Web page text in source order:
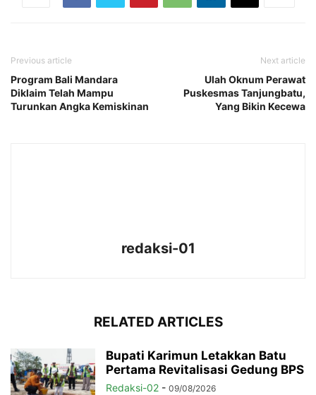
Previous article
Program Bali Mandara
Diklaim Telah Mampu
Turunkan Angka Kemiskinan
Next article
Ulah Oknum Perawat
Puskesmas Tanjungbatu,
Yang Bikin Kecewa
redaksi-01
RELATED ARTICLES
Bupati Karimun Letakkan Batu
Pertama Revitalisasi Gedung BPS
Redaksi-02 - 09/08/2026